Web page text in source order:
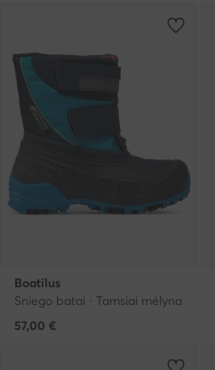
Boatilus
Sniego batai · Tamsiai mėlyna
57,00 €